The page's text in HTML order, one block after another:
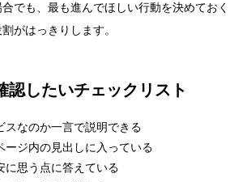
でも、最も進んでほしい行動を決めておく
がはっきりします。
認したいチェックリスト
スなのか一言で説明できる
ージ内の見出しに入っている
に思う点に答えている